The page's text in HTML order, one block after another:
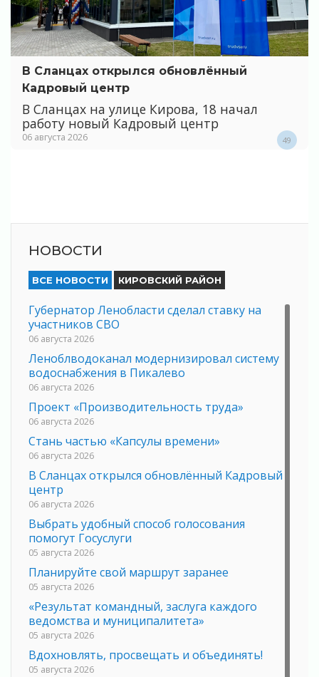
В Сланцах открылся обновлённый
Кадровый центр
В Сланцах на улице Кирова, 18 начал
работу новый Кадровый центр
06 августа 2026 49
НОВОСТИ
ВСЕ НОВОСТИ КИРОВСКИЙ РАЙОН
Губернатор Ленобласти сделал ставку на
участников СВО
06 августа 2026
Леноблводоканал модернизировал систему
водоснабжения в Пикалево
06 августа 2026
Проект «Производительность труда»
06 августа 2026
Стань частью «Капсулы времени»
06 августа 2026
В Сланцах открылся обновлённый Кадровый
центр
06 августа 2026
Выбрать удобный способ голосования
помогут Госуслуги
05 августа 2026
Планируйте свой маршрут заранее
05 августа 2026
«Результат командный, заслуга каждого
ведомства и муниципалитета»
05 августа 2026
Вдохновлять, просвещать и объединять!
05 августа 2026